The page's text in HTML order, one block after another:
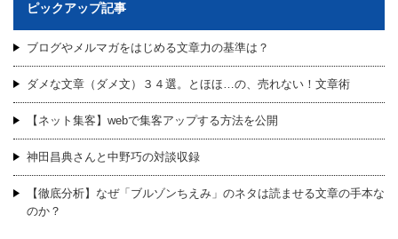
ピックアップ記事
ブログやメルマガをはじめる文章力の基準は？
ダメな文章（ダメ文）３４選。とほほ…の、売れない！文章術
【ネット集客】webで集客アップする方法を公開
神田昌典さんと中野巧の対談収録
【徹底分析】なぜ「ブルゾンちえみ」のネタは読ませる文章の手本な
のか？